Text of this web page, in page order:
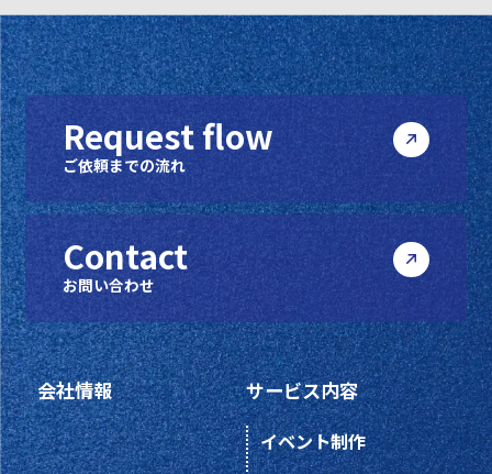
Request flow
ご依頼までの流れ
Contact
お問い合わせ
会社情報 サービス内容
イベント制作